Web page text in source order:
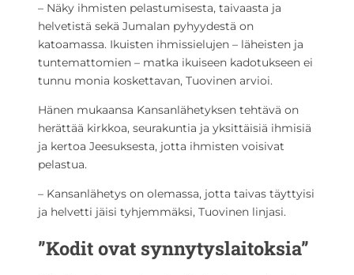
– Näky ihmisten pelastumisesta, taivaasta ja
helvetistä sekä Jumalan pyhyydestä on
katoamassa. Ikuisten ihmissielujen – läheisten ja
tuntemattomien – matka ikuiseen kadotukseen ei
tunnu monia koskettavan, Tuovinen arvioi.
Hänen mukaansa Kansanlähetyksen tehtävä on
herättää kirkkoa, seurakuntia ja yksittäisiä ihmisiä
ja kertoa Jeesuksesta, jotta ihmisten voisivat
pelastua.
– Kansanlähetys on olemassa, jotta taivas täyttyisi
ja helvetti jäisi tyhjemmäksi, Tuovinen linjasi.
”Kodit ovat synnytyslaitoksia”